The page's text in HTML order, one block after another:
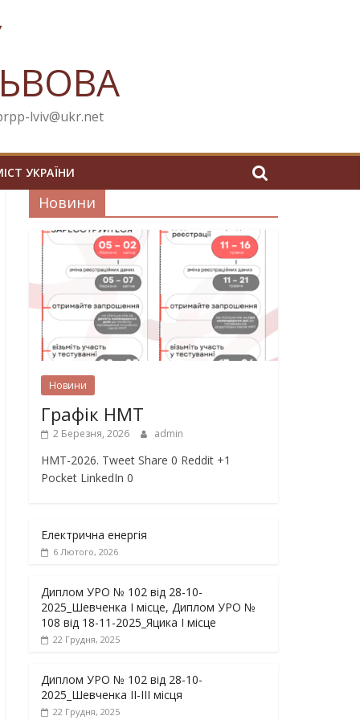
lviv@ukr.net
УКРАЇНИ
Новини
Новини
Графік НМТ
2 Березня, 2026 admin
НМТ-2026. Tweet Share 0 Reddit +1
Pocket LinkedIn 0
Електрична енергія
6 Лютого, 2026
Диплом УРО № 102 від 28-10-
2025_Шевченка І місце, Диплом УРО №
108 від 18-11-2025_Яцика І місце
22 Грудня, 2025
Диплом УРО № 102 від 28-10-
2025_Шевченка ІІ-ІІІ місця
22 Грудня, 2025